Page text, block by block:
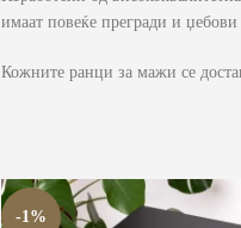
имаат повеќе прегради и
Кожните ранци за мажи се
-1%